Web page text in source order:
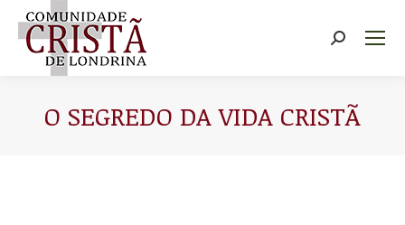
Buscar
O SEGREDO DA VIDA CRISTÃ